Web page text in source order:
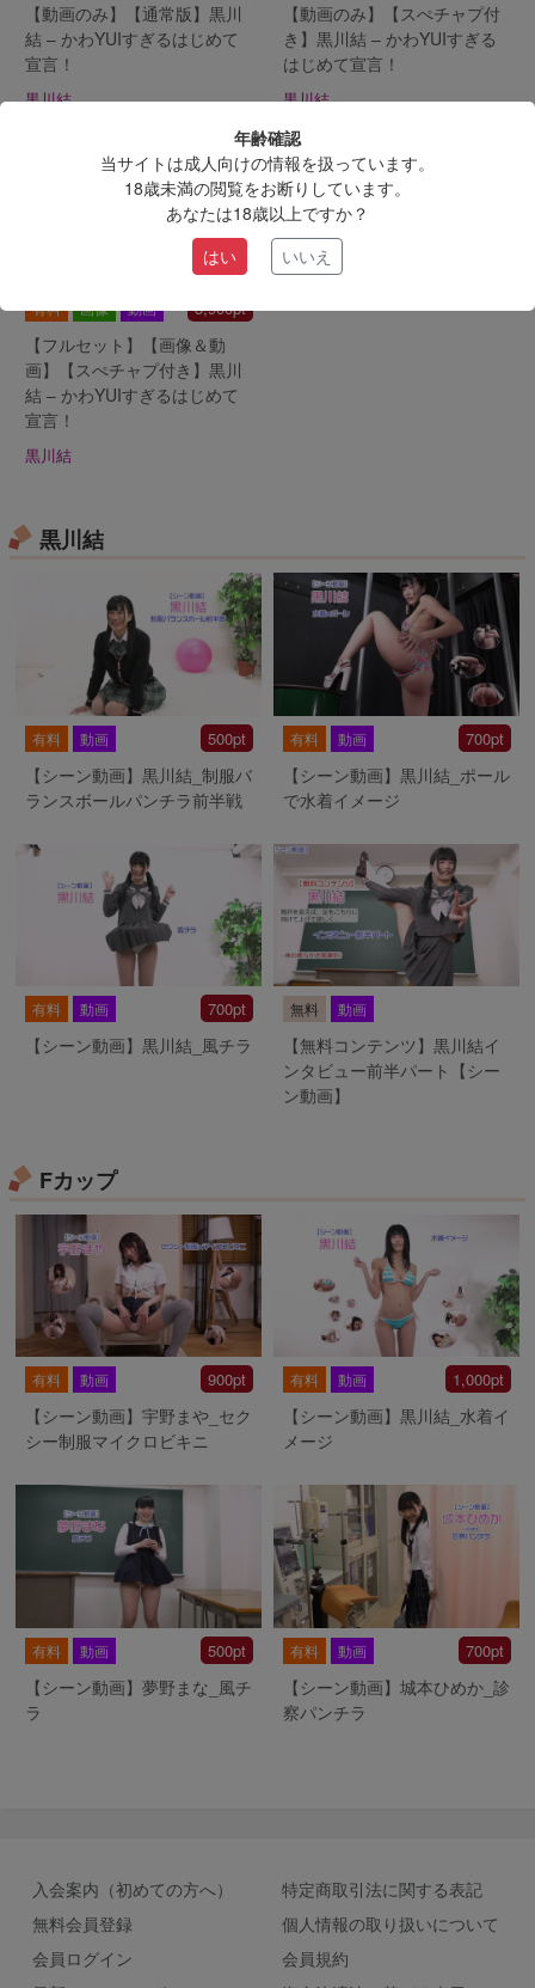
年齢確認
当サイトは成人向けの情報を扱っています。
18歳未満の閲覧をお断りしています。
あなたは18歳以上ですか？
はい
いいえ
【動画のみ】【通常版】黒川
結 – かわYUIすぎるはじめて
宣言！
黒川結
【動画のみ】【スぺチャプ付
き】黒川結 – かわYUIすぎる
はじめて宣言！
黒川結
3,900pt
有料 画像 動画
【フルセット】【画像＆動
画】【スぺチャプ付き】黒川
結 – かわYUIすぎるはじめて
宣言！
黒川結
黒川結
500pt
有料 動画
【シーン動画】黒川結_制服バ
ランスボールパンチラ前半戦
700pt
有料 動画
【シーン動画】黒川結_ポール
で水着イメージ
700pt
有料 動画
【シーン動画】黒川結_風チラ
無料 動画
【無料コンテンツ】黒川結イ
ンタビュー前半パート【シー
ン動画】
Fカップ
900pt
有料 動画
【シーン動画】宇野まや_セク
シー制服マイクロビキニ
1,000pt
有料 動画
【シーン動画】黒川結_水着イ
メージ
500pt
有料 動画
【シーン動画】夢野まな_風チ
ラ
700pt
有料 動画
【シーン動画】城本ひめか_診
察パンチラ
入会案内（初めての方へ）
無料会員登録
会員ログイン
特定商取引法に関する表記
個人情報の取り扱いについて
会員規約